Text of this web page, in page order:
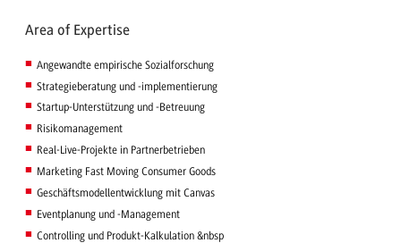
Area of Expertise
Angewandte empirische Sozialforschung
Strategieberatung und -implementierung
Startup-Unterstützung und -Betreuung
Risikomanagement
Real-Live-Projekte in Partnerbetrieben
Marketing Fast Moving Consumer Goods
Geschäftsmodellentwicklung mit Canvas
Eventplanung und -Management
Controlling und Produkt-Kalkulation &nbsp